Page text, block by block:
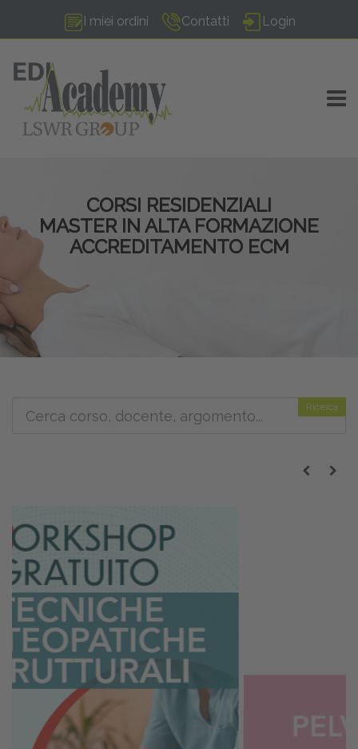
I miei ordini Contatti Login
CORSI RESIDENZIALI
MASTER IN ALTA FORMAZIONE
ACCREDITAMENTO ECM
Ricerca